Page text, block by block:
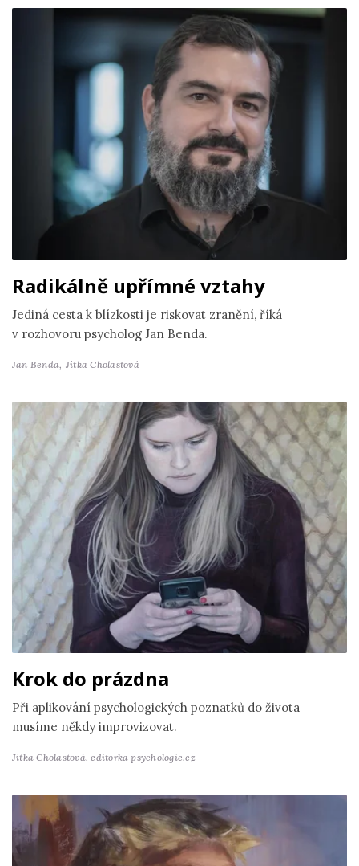
Radikálně upřímné vztahy
Jediná cesta k blízkosti je riskovat zranění, říká
v rozhovoru psycholog Jan Benda.
Jan Benda, Jitka Cholastová
Krok do prázdna
Při aplikování psychologických poznatků do života
musíme někdy improvizovat.
Jitka Cholastová,editorka psychologie.cz